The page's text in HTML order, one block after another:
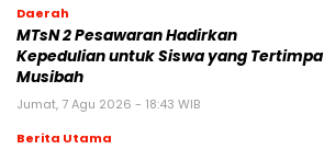
Daerah
MTsN 2 Pesawaran Hadirkan
Kepedulian untuk Siswa yang Tertimpa
Musibah
Jumat, 7 Agu 2026 - 18:43 WIB
Berita Utama